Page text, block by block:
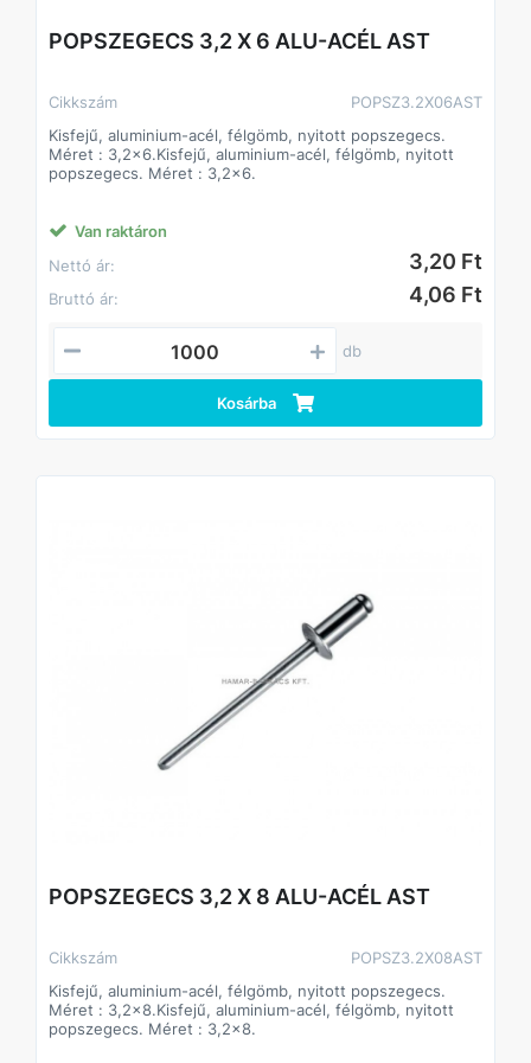
POPSZEGECS 3,2 X 6 ALU-ACÉL AST
Cikkszám
POPSZ3.2X06AST
Kisfejű, aluminium-acél, félgömb, nyitott popszegecs.
Méret : 3,2x6.Kisfejű, aluminium-acél, félgömb, nyitott
popszegecs. Méret : 3,2x6.
Van raktáron
Nettó ár:
3,20 Ft
Bruttó ár: 4,06 Ft
db
Kosárba
POPSZEGECS 3,2 X 8 ALU-ACÉL AST
Cikkszám
POPSZ3.2X08AST
Kisfejű, aluminium-acél, félgömb, nyitott popszegecs.
Méret : 3,2x8.Kisfejű, aluminium-acél, félgömb, nyitott
popszegecs. Méret : 3,2x8.